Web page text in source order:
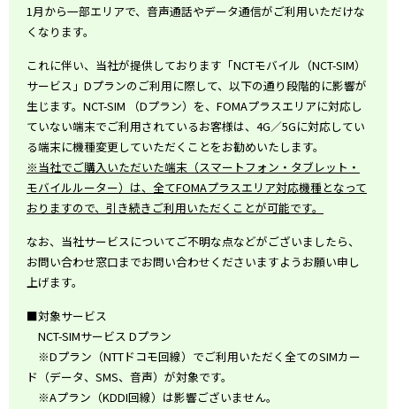
1月から一部エリアで、音声通話やデータ通信がご利用いただけな
くなります。
これに伴い、当社が提供しております「NCTモバイル（NCT-SIM）
サービス」Dプランのご利用に際して、以下の通り段階的に影響が
生じます。NCT-SIM （Dプラン）を、FOMAプラスエリアに対応し
ていない端末でご利用されているお客様は、4G／5Gに対応してい
る端末に機種変更していただくことをお勧めいたします。
※当社でご購入いただいた端末（スマートフォン・タブレット・
モバイルルーター）は、全てFOMAプラスエリア対応機種となって
おりますので、引き続きご利用いただくことが可能です。
なお、当社サービスについてご不明な点などがございましたら、
お問い合わせ窓口までお問い合わせくださいますようお願い申し
上げます。
■対象サービス
NCT-SIMサービス Dプラン
※Dプラン（NTTドコモ回線）でご利用いただく全てのSIMカー
ド（データ、SMS、音声）が対象です。
※Aプラン（KDDI回線）は影響ございません。